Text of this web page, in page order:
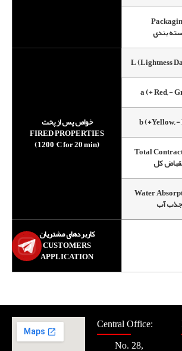
بندی
خواص پس از پخت
FIRED PROPERTIES
(1200 °C for 20 min)
L (Lightness
a (+ Red, -
b (+Yellow,
Total
کل
Water
جذب آب
کاربردهای مشتریان
CUSTOMERS
APPLICATION
Central Office:
No. 28,